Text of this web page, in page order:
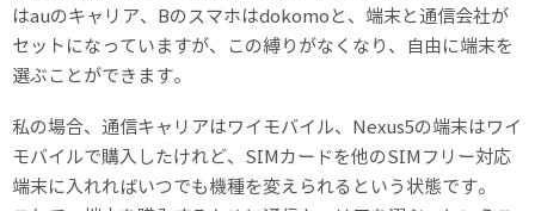
はauのキャリア、Bのスマホはdokomoと、端末と通信会社が
セットになっていますが、この縛りがなくなり、自由に端末を
選ぶことができます。
私の場合、通信キャリアはワイモバイル、Nexus5の端末はワイ
モバイルで購入したけれど、SIMカードを他のSIMフリー対応
端末に入れればいつでも機種を変えられるという状態です。